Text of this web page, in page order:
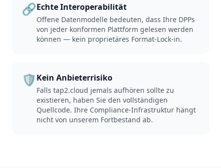
🔗Echte Interoperabilität
Offene Datenmodelle bedeuten, dass Ihre DPPs
von jeder konformen Plattform gelesen werden
können — kein proprietäres Format-Lock-in.
🛡️ Kein Anbieterrisiko
Falls tap2.cloud jemals aufhören sollte zu
existieren, haben Sie den vollständigen
Quellcode. Ihre Compliance-Infrastruktur hängt
nicht von unserem Fortbestand ab.